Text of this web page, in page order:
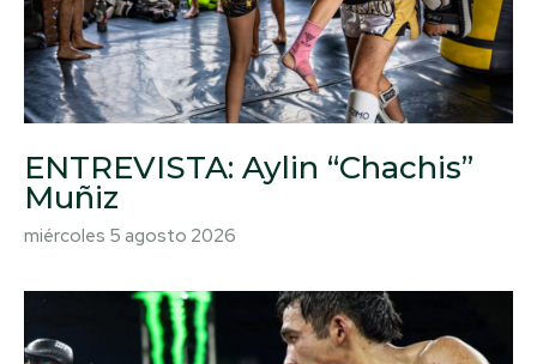
ENTREVISTA: Aylin “Chachis”
Muñiz
miércoles 5 agosto 2026